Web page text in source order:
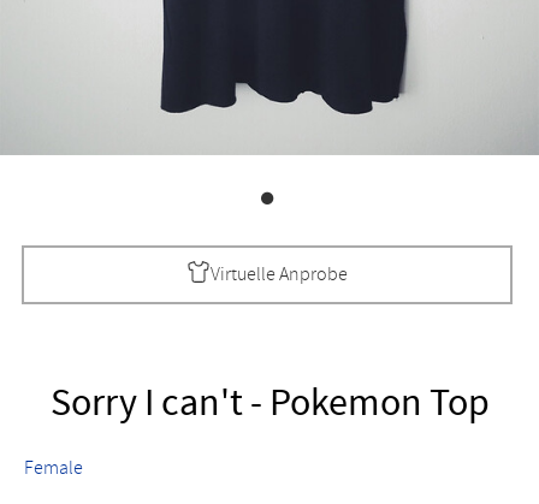
Virtuelle Anprobe
Sorry I can't - Pokemon Top
Female